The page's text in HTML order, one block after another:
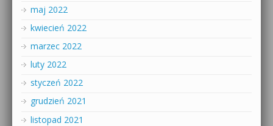
maj 2022
kwiecień 2022
marzec 2022
luty 2022
styczeń 2022
grudzień 2021
listopad 2021